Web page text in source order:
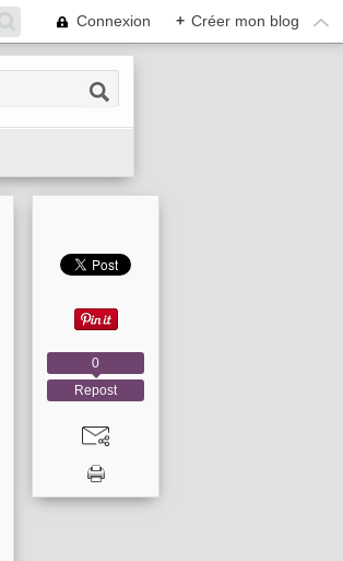
Connexion + Créer mon blog
Repost
0